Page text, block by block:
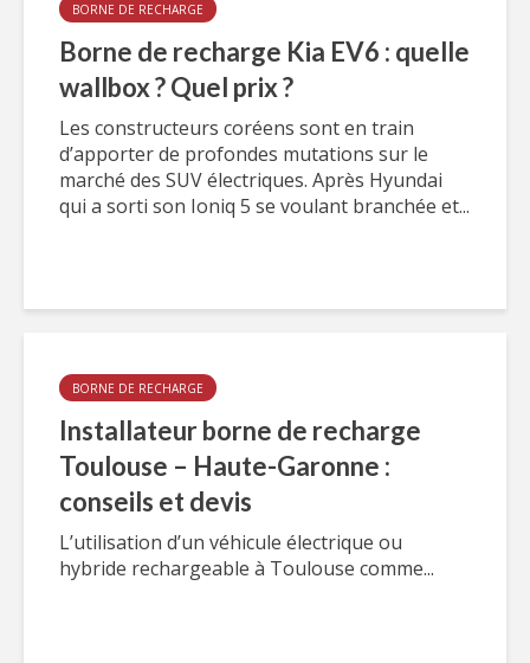
BORNE DE RECHARGE
Borne de recharge Kia EV6 : quelle
wallbox ? Quel prix ?
Les constructeurs coréens sont en train
d’apporter de profondes mutations sur le
marché des SUV électriques. Après Hyundai
qui a sorti son Ioniq 5 se voulant branchée et...
BORNE DE RECHARGE
Installateur borne de recharge
Toulouse – Haute-Garonne :
conseils et devis
L’utilisation d’un véhicule électrique ou
hybride rechargeable à Toulouse comme...